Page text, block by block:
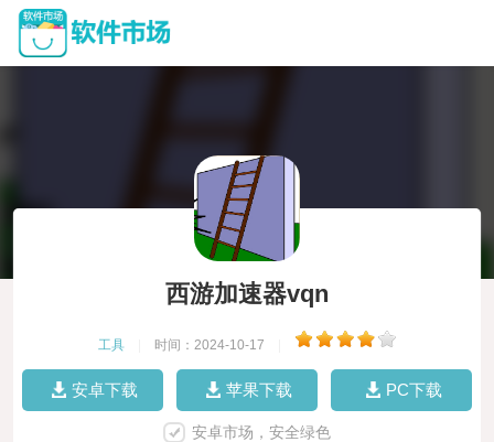
西游加速器vqn
工具 时间：2024-10-17
安卓下载 苹果下载 PC下载
安卓市场，安全绿色